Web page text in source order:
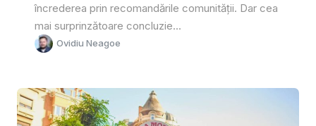
încrederea prin recomandările comunității. Dar cea
mai surprinzătoare concluzie...
Ovidiu Neagoe